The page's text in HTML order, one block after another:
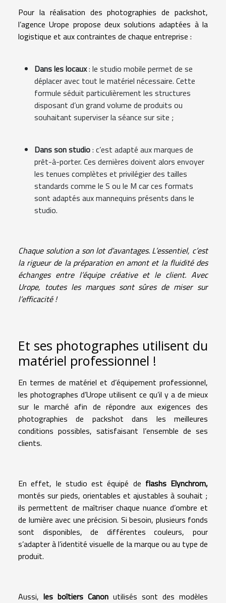
Pour la réalisation des photographies de packshot,
l’agence Urope propose deux solutions adaptées à la
logistique et aux contraintes de chaque entreprise :
Dans les locaux: le studio mobile permet de se
déplacer avec tout le matériel nécessaire. Cette
formule séduit particulièrement les structures
disposant d’un grand volume de produits ou
souhaitant superviser la séance sur site ;
Dans son studio: c’est adapté aux marques de
prêt-à-porter. Ces dernières doivent alors envoyer
les tenues complètes et privilégier des tailles
standards comme le S ou le M car ces formats
sont adaptés aux mannequins présents dans le
studio.
Chaque solution a son lot d’avantages. L’essentiel, c’est
la rigueur de la préparation en amont et la fluidité des
échanges entre l’équipe créative et le client. Avec
Urope, toutes les marques sont sûres de miser sur
l’efficacité !
Et ses photographes utilisent du
matériel professionnel !
En termes de matériel et d’équipement professionnel,
les photographes d’Urope utilisent ce qu’il y a de mieux
sur le marché afin de répondre aux exigences des
photographies de packshot dans les meilleures
conditions possibles, satisfaisant l’ensemble de ses
clients.
En effet, le studio est équipé de flashs Elynchrom,
montés sur pieds, orientables et ajustables à souhait ;
ils permettent de maîtriser chaque nuance d’ombre et
de lumière avec une précision. Si besoin, plusieurs fonds
sont disponibles, de différentes couleurs, pour
s’adapter à l’identité visuelle de la marque ou au type de
produit.
Aussi, les boîtiers Canon utilisés sont des modèles